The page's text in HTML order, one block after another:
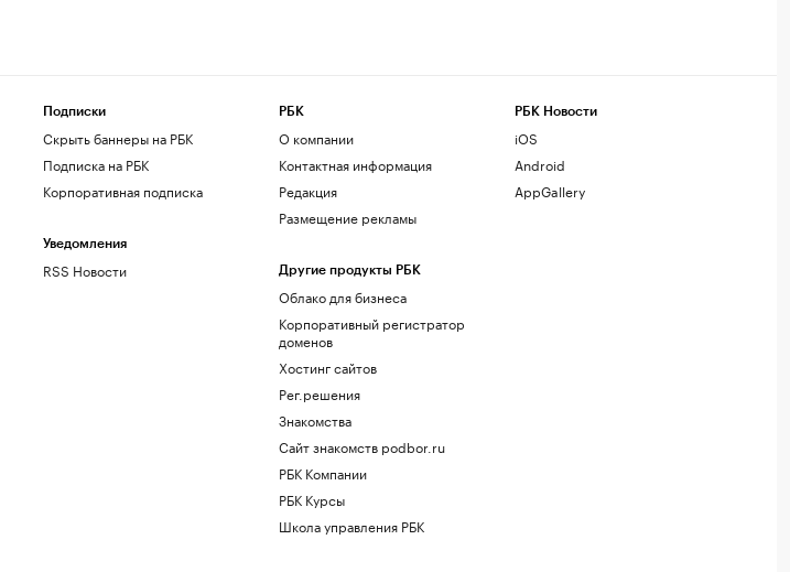
Подписки
Скрыть баннеры на РБК
Подписка на РБК
Корпоративная подписка
Уведомления
RSS Новости
РБК
О компании
Контактная информация
Редакция
Размещение рекламы
Другие продукты РБК
Облако для бизнеса
Корпоративный регистратор
доменов
Хостинг сайтов
Рег.решения
Знакомства
Сайт знакомств podbor.ru
РБК Компании
РБК Курсы
Школа управления РБК
РБК Новости
iOS
Android
AppGallery